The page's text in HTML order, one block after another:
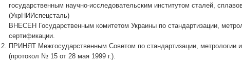
государственным научно-исследовательским институтом сталей,
(УкрНИИспецсталь)
ВНЕСЕН Государственным комитетом Украины по стандартизации,
сертификации.
ПРИНЯТ Межгосударственным Советом по стандартизации, метрологии
(протокол № 15 от 28 мая 1999 г.).